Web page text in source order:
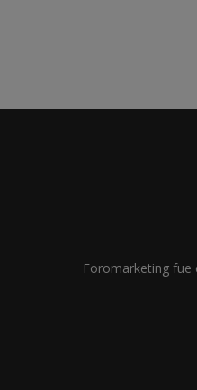
Foromarketing fue